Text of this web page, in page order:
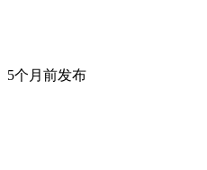
5个月前发布